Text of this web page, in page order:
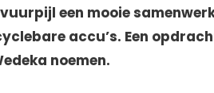
een mooie
accu’s. Een
noemen.